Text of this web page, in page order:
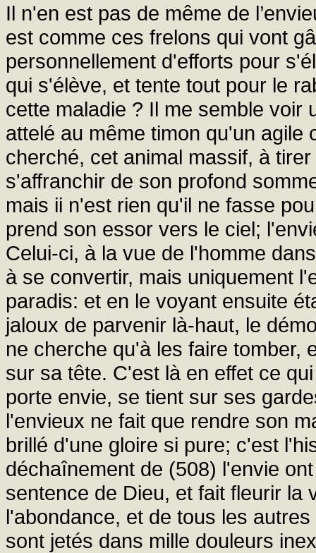
Il n'en est pas de même de
est comme ces frelons qui vont
personnellement d'efforts pour
qui s'élève, et tente tout pour le
cette maladie ? Il me semble voir
attelé au même timon qu'un agile
cherché, cet animal massif, à
s'affranchir de son profond
mais ii n'est rien qu'il ne fasse
prend son essor vers le ciel;
Celui-ci, à la vue de l'homme
à se convertir, mais uniquement
paradis: et en le voyant ensuite
jaloux de parvenir là-haut, le
ne cherche qu'à les faire tomber,
sur sa tête. C'est là en effet ce
porte envie, se tient sur ses
l'envieux ne fait que rendre son
brillé d'une gloire si pure; c'est
déchaînement de (508) l'envie
sentence de Dieu, et fait fleurir la
l'abondance, et de tous les
sont jetés dans mille douleurs